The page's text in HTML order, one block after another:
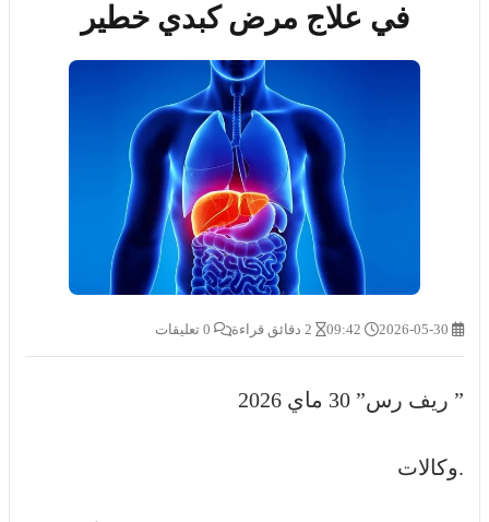
في علاج مرض كبدي خطير
” ريف رس” 30 ماي 2026
.وكالات